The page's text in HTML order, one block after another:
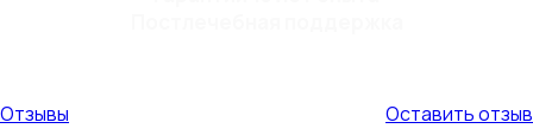
Отзывы
Оставить отзыв